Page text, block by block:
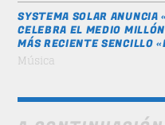
SYSTEMA SOLAR ANUNCIA
CELEBRA EL MEDIO
MÁS RECIENTE SENCILLO
Música